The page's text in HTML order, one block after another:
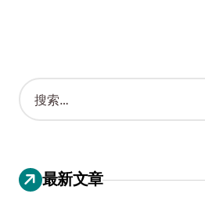
搜
索
：
最新文章